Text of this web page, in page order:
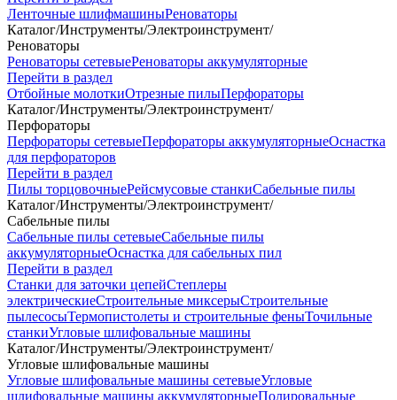
Ленточные шлифмашиныРеноваторы
Каталог/Инструменты/Электроинструмент/
Реноваторы
Реноваторы сетевыеРеноваторы аккумуляторные
Перейти в раздел
Отбойные молоткиОтрезные пилыПерфораторы
Каталог/Инструменты/Электроинструмент/
Перфораторы
Перфораторы сетевыеПерфораторы аккумуляторныеОснастка
для перфораторов
Перейти в раздел
Пилы торцовочныеРейсмусовые станкиСабельные пилы
Каталог/Инструменты/Электроинструмент/
Сабельные пилы
Сабельные пилы сетевыеСабельные пилы
аккумуляторныеОснастка для сабельных пил
Перейти в раздел
Станки для заточки цепейСтеплеры
электрическиеСтроительные миксерыСтроительные
пылесосыТермопистолеты и строительные феныТочильные
станкиУгловые шлифовальные машины
Каталог/Инструменты/Электроинструмент/
Угловые шлифовальные машины
Угловые шлифовальные машины сетевыеУгловые
шлифовальные машины аккумуляторныеПолировальные